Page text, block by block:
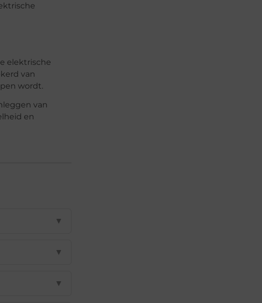
elektrische
van
wordt.
van
en
▼
▼
▼